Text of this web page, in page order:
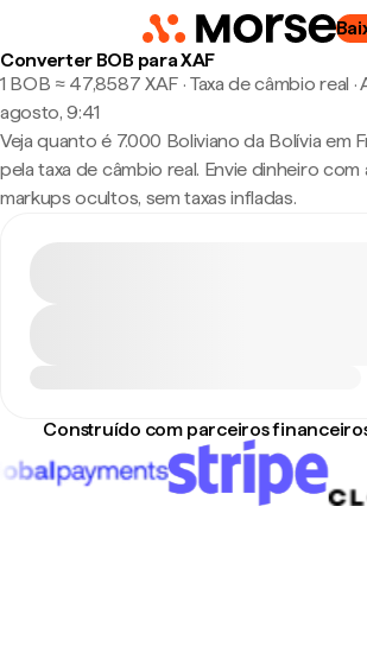
Converter BOB para XAF
1 BOB ≈ 47,8587 XAF · Taxa de câmbio real ·
agosto, 9:41
Veja quanto é 7.000 Boliviano da Bolívia em
pela taxa de câmbio real. Envie dinheiro
markups ocultos, sem taxas infladas.
Construído com parceiros